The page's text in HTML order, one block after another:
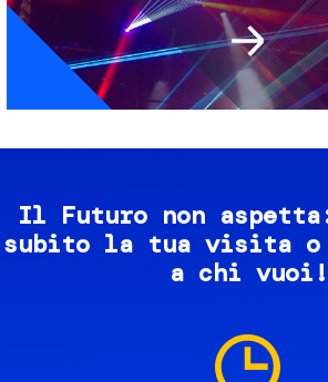
Il Futuro non
subito la tua visita o
a chi vuoi!